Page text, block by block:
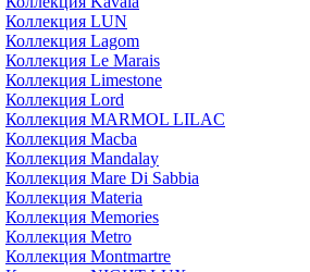
Коллекция LUN
Коллекция Lagom
Коллекция Le Marais
Коллекция Limestone
Коллекция Lord
Коллекция MARMOL LILAC
Коллекция Macba
Коллекция Mandalay
Коллекция Mare Di Sabbia
Коллекция Materia
Коллекция Memories
Коллекция Metro
Коллекция Montmartre